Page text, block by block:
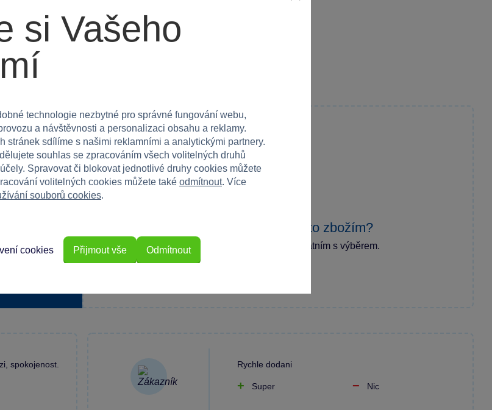
Máte zkušenost s tímto zbožím?
Napište recenzi a pomozte ostatním s výběrem.
spokojenost. Rychle dodani
Super Nic
si Vašeho
technologie nezbytné pro správné fungování webu,
a návštěvnosti a personalizaci obsahu a reklamy.
stránek sdílíme s našimi reklamními a analytickými partnery.
souhlas se zpracováním všech volitelných druhů
Spravovat či blokovat jednotlivé druhy cookies můžete
volitelných cookies můžete také odmítnout. Více
souborů cookies.
Odmítnout
cookies Přijmout vše